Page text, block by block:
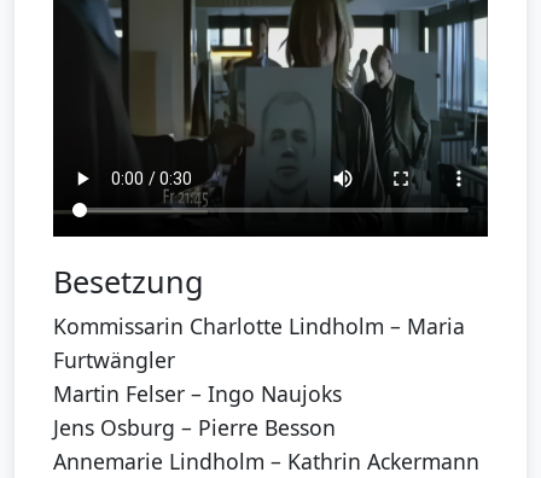
Besetzung
Kommissarin Charlotte Lindholm – Maria
Furtwängler
Martin Felser – Ingo Naujoks
Jens Osburg – Pierre Besson
Annemarie Lindholm – Kathrin Ackermann